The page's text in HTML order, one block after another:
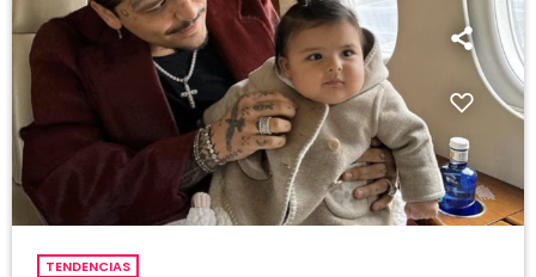
TENDENCIAS